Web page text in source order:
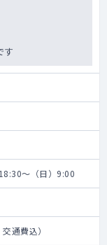
す
～（日）9:00
通費込）